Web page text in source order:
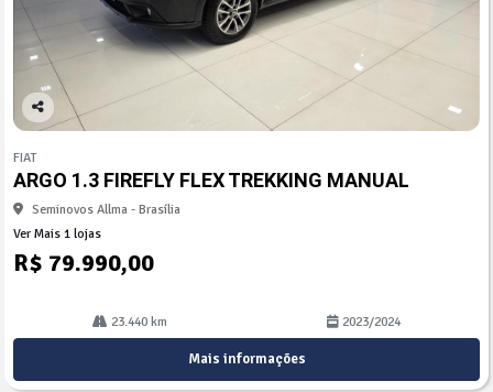
Co
arti
lhe
FIAT
ARGO 1.3 FIREFLY FLEX TREKKING MANUAL
Seminovos Allma - Brasília
Ver Mais 1 lojas
R$ 79.990,00
23.440 km 2023/2024
Mais informações